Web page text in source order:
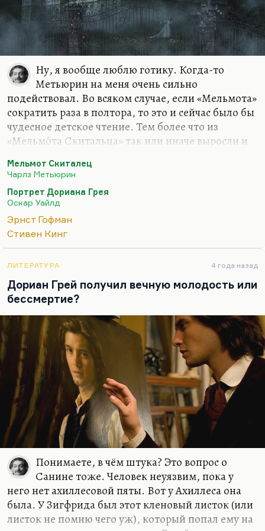
Ну, я вообще люблю готику. Когда-то
Метьюрин на меня очень сильно
подействовал. Во всяком случае, если «Мельмота»
сократить раза в полтора, то это и сейчас было бы
чудесное детское чтение. Тем более что из
«Мельмо́та Скитальца» так или иначе выросли и
герой (Мельмот), тоже очень амбивалентный,
сложный и проклятый — и вместе с тем,
безусловно, незаурядный, умный, страдающий,
более интересный, рискну сказать, чем Медард у
Гофмана. Хотя и «Эликсиры сатаны» на меня
когда-то, вот на втором курсе, произвели
хорошо преподавали, у нас Ванникова вела
зарубежку, и Гофман у нас прекрасно подавался
на…
Мельмот Скиталец
Чарлз Метьюрин
Портрет Дориана Грея
Оскар Уайлд
Эрнст Гофман
Стивен Кинг
ЛИТЕРАТУРА 4 года назад
Дориан Грей получил вечную молодость или
бессмертие?
Понимаете, в чём штука? Это вопрос о
Санине тоже. Человек неуязвим, пока у
него нет ахиллесовой пяты. Вот у Ахиллеса она
была. У Зигфрида был этот кленовый листок (или
листок не помню чего уж), который попал ему на